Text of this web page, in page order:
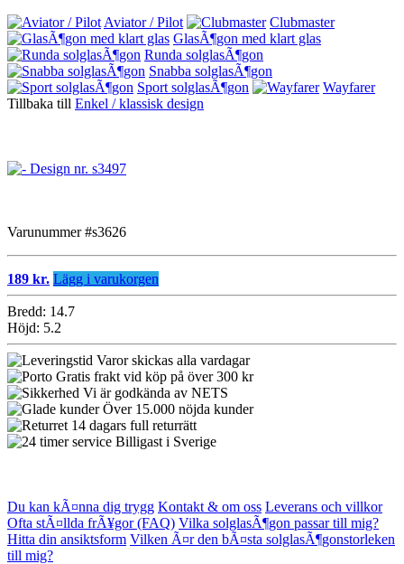
Aviator / Pilot
Clubmaster
GlasÃ¶gon med klart glas
Runda solglasÃ¶gon
Snabba solglasÃ¶gon
Sport solglasÃ¶gon
Wayfarer
Tillbaka till Enkel / klassisk design
Varunummer #s3626
189 kr. Lägg i varukorgen
Bredd: 14.7
Höjd: 5.2
Varor skickas alla vardagar
Gratis frakt vid köp på över 300 kr
Vi är godkända av NETS
Över 15.000 nöjda kunder
14 dagars full returrätt
Billigast i Sverige
Du kan kÃ¤nna dig trygg Kontakt & om oss Leverans och villkor
Ofta stÃ¤llda frÃ¥gor (FAQ) Vilka solglasÃ¶gon passar till mig?
Hitta din ansiktsform Vilken Ã¤r den bÃ¤sta solglasÃ¶gonstorleken
till mig?